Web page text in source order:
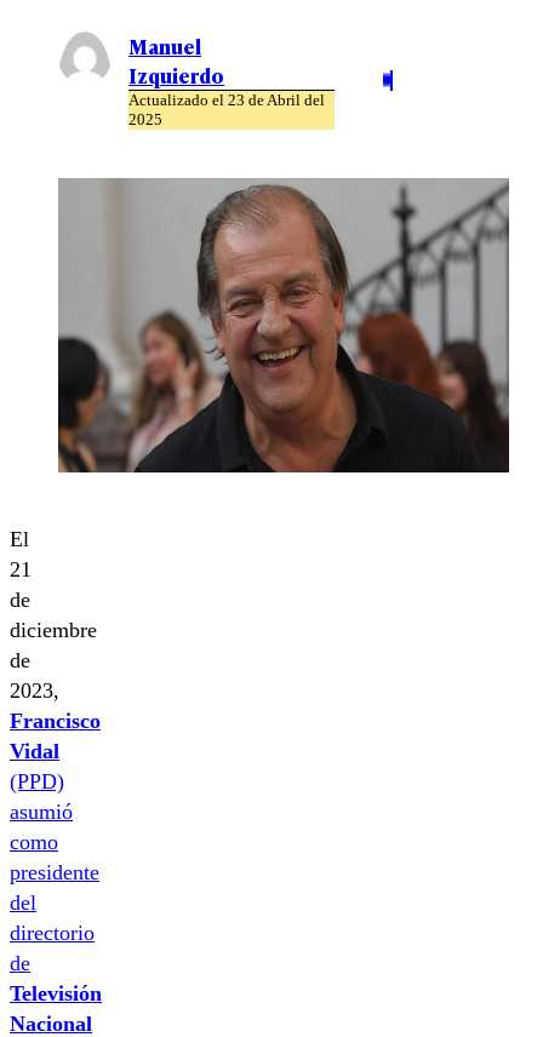
Manuel
Izquierdo
Actualizado el 23 de Abril del
2025
El
21
de
diciembre
de
2023,
Francisco
Vidal
(PPD)
asumió
como
presidente
del
directorio
de
Televisión
Nacional